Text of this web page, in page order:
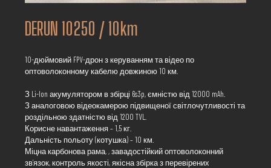
DERUN 1025O / 10km
10-дюймовий FPV-дрон з керуванням та відео по
оптоволоконному кабелю довжиною 10 км.
З Li-Ion акумулятором в збірці 6s3p, ємністю від 12000 mAh.
З аналоговою відеокамерою підвищеної світлочутливості та
роздільною здатністю від 1200 TVL.
Корисне навантаження – 1,5 кг.
Дальність польоту (котушка) – 10 км.
Міцна карбонова рама, , завадостійкий оптоволоконний
зв’язок, контроль якості, якісна збірка з перевірених